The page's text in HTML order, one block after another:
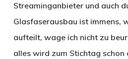
Streaming­anbieter und auch
Glasfaserausbau ist immens,
aufteilt, wage ich nicht zu
alles wird zum Stichtag schon